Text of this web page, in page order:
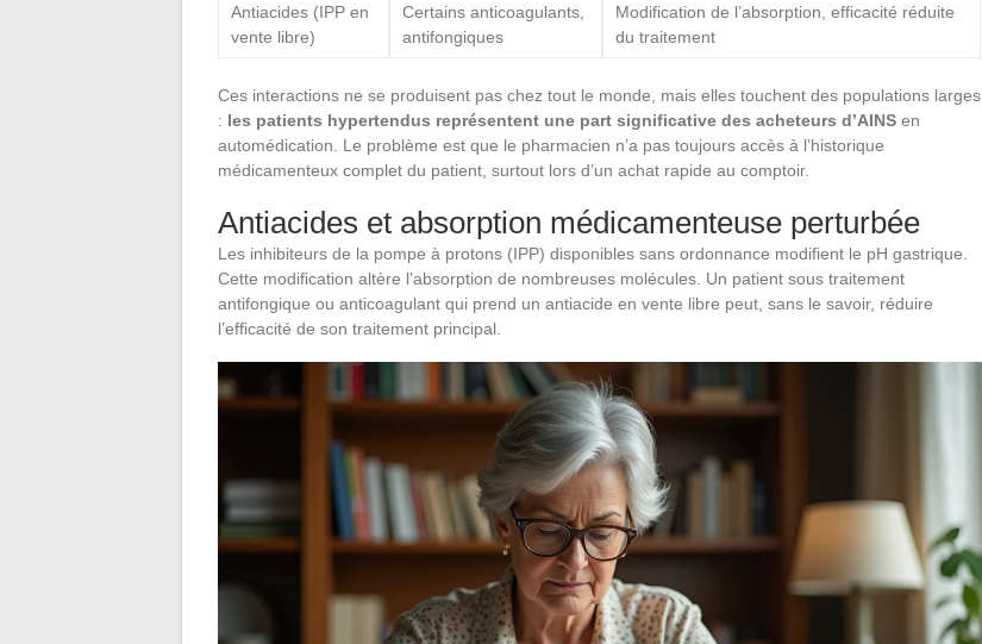
Antiacides (IPP en
vente libre)
Certains anticoagulants,
antifongiques
Modification de l’absorption, efficacité réduite
du traitement
Ces interactions ne se produisent pas chez tout le monde, mais elles touchent des populations larges
: les patients hypertendus représentent une part significative des acheteurs d’AINS en
automédication. Le problème est que le pharmacien n’a pas toujours accès à l’historique
médicamenteux complet du patient, surtout lors d’un achat rapide au comptoir.
Antiacides et absorption médicamenteuse perturbée
Les inhibiteurs de la pompe à protons (IPP) disponibles sans ordonnance modifient le pH gastrique.
Cette modification altère l’absorption de nombreuses molécules. Un patient sous traitement
antifongique ou anticoagulant qui prend un antiacide en vente libre peut, sans le savoir, réduire
l’efficacité de son traitement principal.